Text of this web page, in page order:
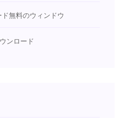
無料のウィンドウ
ンロード